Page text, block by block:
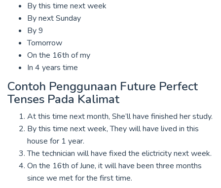
By this time next week
By next Sunday
By 9
Tomorrow
On the 16th of my
In 4 years time
Contoh Penggunaan Future Perfect
Tenses Pada Kalimat
At this time next month, She’ll have finished her study.
By this time next week, They will have lived in this
house for 1 year.
The technician will have fixed the elictricity next week.
On the 16th of June, it will have been three months
since we met for the first time.